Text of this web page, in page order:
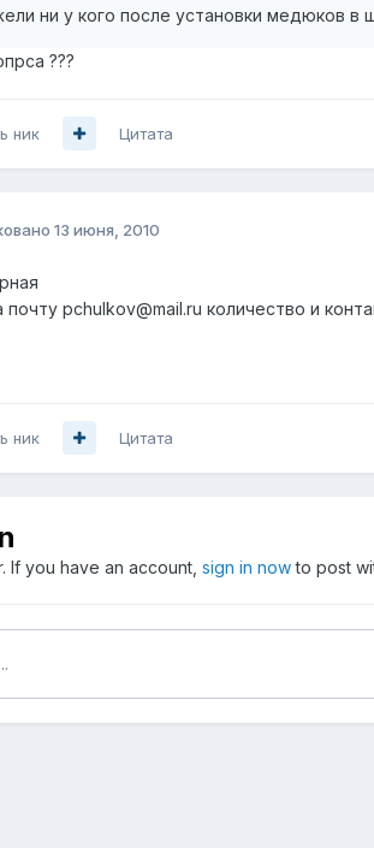
ни у кого после установки медюков в
???
ник Цитата
13 июня, 2010
почту pchulkov@mail.ru количество и
ник Цитата
If you have an account, sign in nowto post